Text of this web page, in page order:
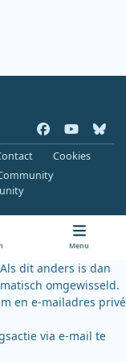
a
c
e
k
o
u
b
l
u
k
y
Cookies
Menu
dit anders is dan
omgewisseld.
en e-mailadres privé
via e-mail te